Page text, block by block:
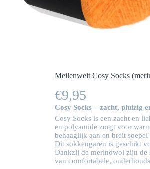
Meilenweit Cosy Socks
€9,95
Cosy Socks – zacht, pluizig
Cosy Socks is een zacht en
en polyamide zorgt voor
behaaglijk aan en breit
Dit sokkengaren is geschikt
Dankzij de merinowol zijn de
van comfortabele,